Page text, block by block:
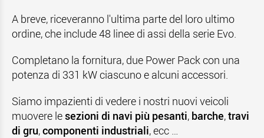
A breve, riceveranno l'ultima parte del loro ultimo
ordine, che include 48 linee di assi della serie Evo.
Completano la fornitura, due Power Pack con una
potenza di 331 kW ciascuno e alcuni accessori.
Siamo impazienti di vedere i nostri nuovi veicoli
muovere lesezioni di navi più pesanti, barche,travi
di gru,componenti industriali, ecc …